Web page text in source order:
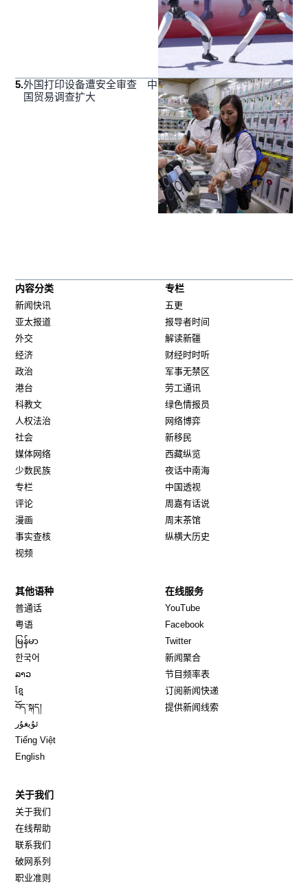
5.外国打印设备遭安全审查 中
国贸易调查扩大
内容分类
新闻快讯
亚太报道
外交
经济
政治
港台
科教文
人权法治
社会
媒体网络
少数民族
专栏
评论
漫画
事实查核
视频
专栏
五更
报导者时间
解读新疆
财经时时听
军事无禁区
劳工通讯
绿色情报员
网络博弈
新移民
西藏纵览
夜话中南海
中国透视
周嘉有话说
周末茶馆
纵横大历史
其他语种
普通话
粤语
မြန်မာ
한국어
ລາວ
ខ្មែ
བོད་སྐད།
ئۇيغۇر
Tiếng Việt
English
在线服务
YouTube
Facebook
TwitterOpens in new window
新闻聚合
节目频率表
订阅新闻快递
提供新闻线索
关于我们
关于我们
在线帮助
联系我们
破网系列
职业准则